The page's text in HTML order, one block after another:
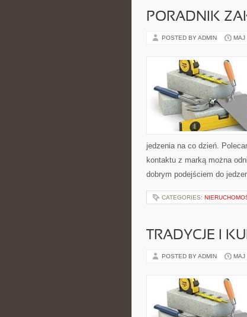
PORADNIK
POSTED BY ADMIN MAJ
jedzenia na co dzień.
kontaktu z marką można
dobrym podejściem do
CATEGORIES:
TRADYCJE I
POSTED BY ADMIN MAJ